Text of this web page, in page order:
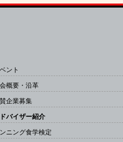
ント
概要・沿革
企業募集
バイザー紹介
ニング食学検定